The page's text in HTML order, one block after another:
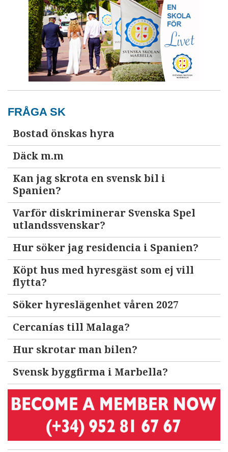
FRÅGA SK
Bostad önskas hyra
Däck m.m
Kan jag skrota en svensk bil i
Spanien?
Varför diskriminerar Svenska Spel
utlandssvenskar?
Hur söker jag residencia i Spanien?
Köpt hus med hyresgäst som ej vill
flytta?
Söker hyreslägenhet våren 2027
Cercanías till Malaga?
Hur skrotar man bilen?
Svensk byggfirma i Marbella?